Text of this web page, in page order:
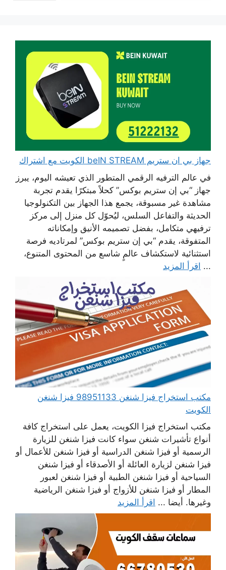
جهاز بي ان ستريم beIN STREAM الكويت مع اشتراك
في عالم الترفيه الرقمي المتطور الذي تعيشه اليوم، يبرز
جهاز “بي إن ستريم بوكس” كحلاً مبتكرًا يقدم تجربة
مشاهدة غير مسبوقة، يجمع هذا الجهاز بين التكنولوجيا
الحديثة والتفاعل السلس، ليُحوّل كل منزل إلى مركز
ترفيهي متكامل، بفضل تصميمه الأنيق وإمكاناته
المتفوقة، يقدم “بي إن ستريم بوكس” لمرتاديه فرصة
استثنائية لاستكشاف عالمٍ شاسع من المحتوى المتنوع،
... اقرأ المزيد
مكتب استخراج فيزا شنغن 98951133 فيزا شنغن
الكويت
مكتب استخراج فيزا الكويت، يعمل على استخراج كافة
أنواع تأشيرات شنغن سواء كانت فيزا شنغن للزيارة
الرسمية أو فيزا شنغن الدراسية أو فيزا شنغن للأعمال أو
فيزا شنغن لزيارة العائلة أو الأصدقاء أو فيزا شنغن
السياحية أو فيزا شنغن الطبية أو فيزا شنغن لعبور
المطار أو فيزا شنغن للأزواج أو فيزا شنغن الرياضية
وغيرها. أيضا ... اقرأ المزيد